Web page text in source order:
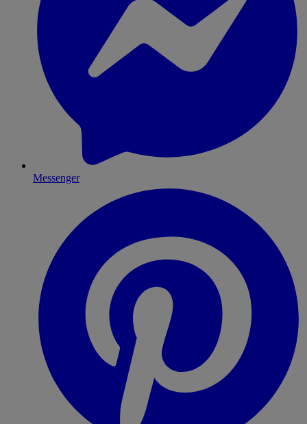
Messenger